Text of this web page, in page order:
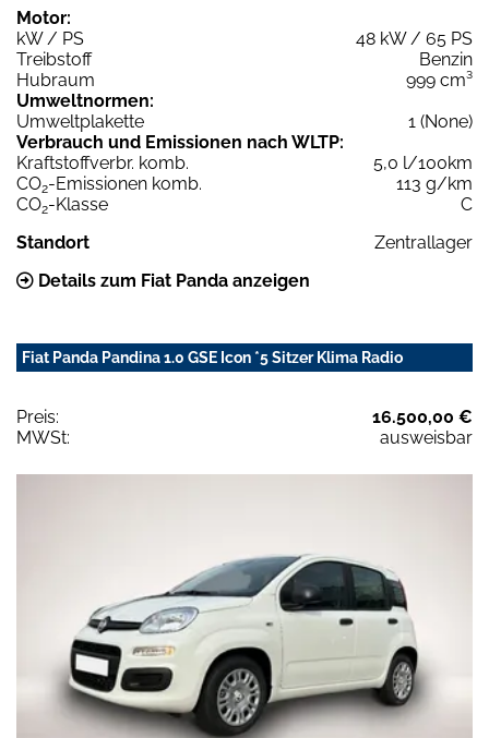
Motor:
kW / PS
48 kW / 65 PS
Treibstoff
Benzin
Hubraum
999 cm³
Umweltnormen:
Umweltplakette
1 (None)
Verbrauch und Emissionen nach WLTP:
Kraftstoffverbr. komb.
5,0 l/100km
CO2-Emissionen komb.
113 g/km
CO2-Klasse
C
Standort
Zentrallager
Details zum Fiat Panda anzeigen
Fiat Panda Pandina 1.0 GSE Icon *5 Sitzer Klima Radio
Preis:
16.500,00 €
MWSt:
ausweisbar